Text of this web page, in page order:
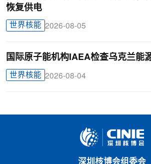
恢复供电
世界核能 2026-08-05
国际原子能机构IAEA检查乌克兰能
世界核能 2026-08-04
深圳核博会组委会